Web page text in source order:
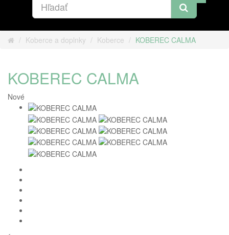
Koberce a doplnky Koberce KOBEREC CALMA
KOBEREC CALMA
Nové